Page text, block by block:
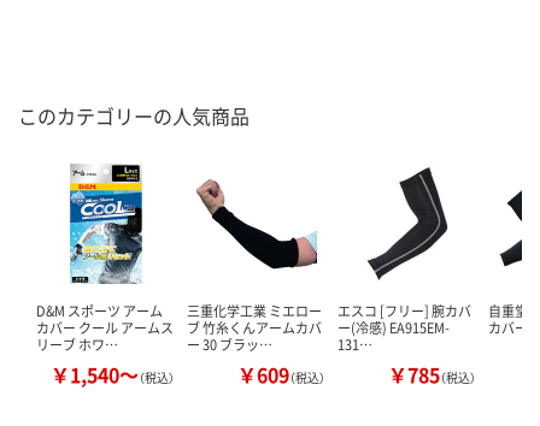
このカテゴリーの人気商品
D&M スポーツ アーム
カバー クール アームス
リーブ ホワ…
￥1,540～（税込）
三重化学工業 ミエロー
ブ 竹糸くんアームカバ
ー 30 ブラッ…
￥609（税込）
エスコ [フリー] 腕カバ
ー(冷感) EA915EM-
131…
￥785（税込）
自重堂
カバー